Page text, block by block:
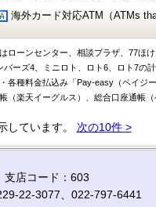
海外カード対応ATM（ATMs
ローンセンター、相談プラザ、77ほけ
ーズ4、ミニロト、ロト6、ロト7の計
各種料金払込み「Pay-easy（ペイジ
（楽天イーグルス）、総合口座通帳
しています。 次の10件 >
店コード：603
22-3077、022-797-6441